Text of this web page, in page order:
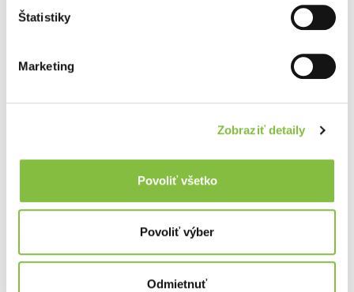
Štatistiky
Marketing
Zobraziť detaily
Povoliť všetko
Povoliť výber
Odmietnuť